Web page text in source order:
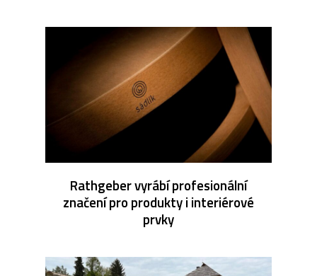
Rathgeber vyrábí profesionální
značení pro produkty i interiérové
prvky